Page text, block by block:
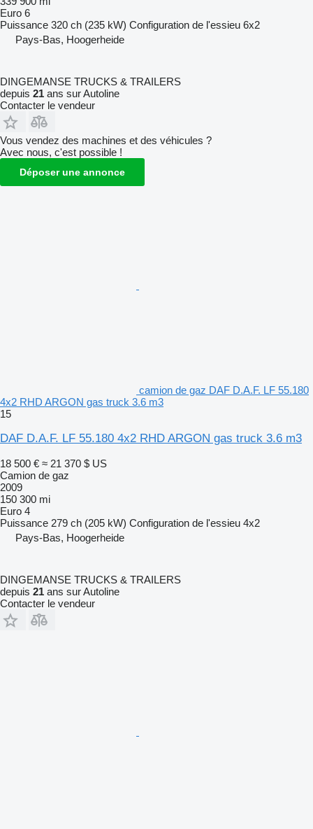
Euro 6
Puissance 320 ch (235 kW) Configuration de l'essieu 6x2
Pays-Bas, Hoogerheide
DINGEMANSE TRUCKS & TRAILERS
depuis 21 ans sur Autoline
Contacter le vendeur
Vous vendez des machines et des véhicules ?
Avec nous, c'est possible !
Déposer une annonce
camion de gaz DAF D.A.F. LF 55.180
4x2 RHD ARGON gas truck 3.6 m3
15
DAF D.A.F. LF 55.180 4x2 RHD ARGON gas truck 3.6 m3
18 500 € ≈ 21 370 $ US
Camion de gaz
2009
150 300 mi
Euro 4
Puissance 279 ch (205 kW) Configuration de l'essieu 4x2
Pays-Bas, Hoogerheide
DINGEMANSE TRUCKS & TRAILERS
depuis 21 ans sur Autoline
Contacter le vendeur